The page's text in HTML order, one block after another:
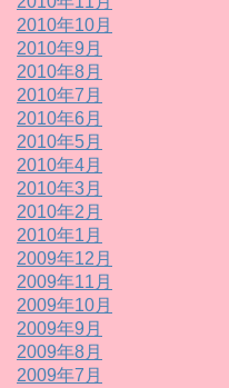
2010年10月
2010年9月
2010年8月
2010年7月
2010年6月
2010年5月
2010年4月
2010年3月
2010年2月
2010年1月
2009年12月
2009年11月
2009年10月
2009年9月
2009年8月
2009年7月